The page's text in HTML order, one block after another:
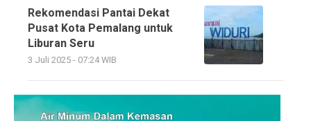
Rekomendasi Pantai Dekat
Pusat Kota Pemalang untuk
Liburan Seru
3 Juli 2025 - 07:24 WIB